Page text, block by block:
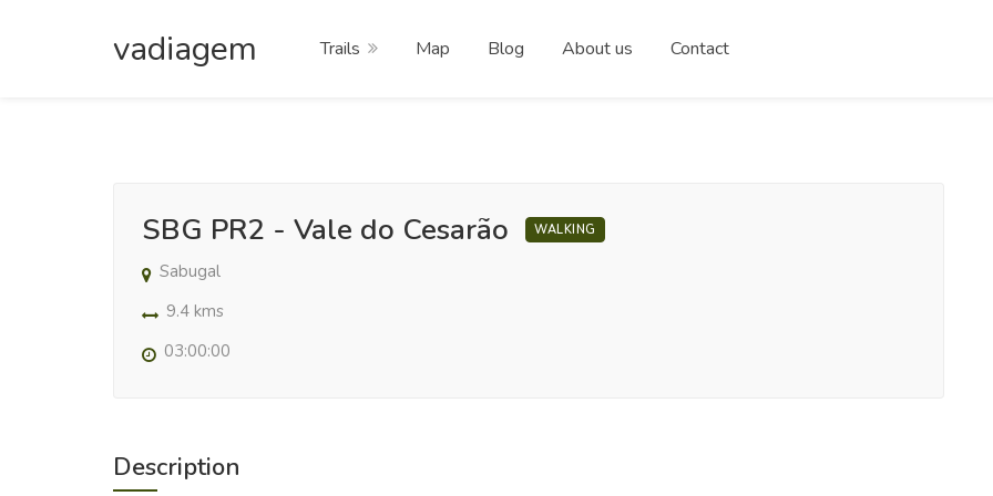
vadiagem Trails Map Blog About us Contact
SBG PR2 - Vale do Cesarão WALKING
Sabugal
9.4 kms
03:00:00
Description